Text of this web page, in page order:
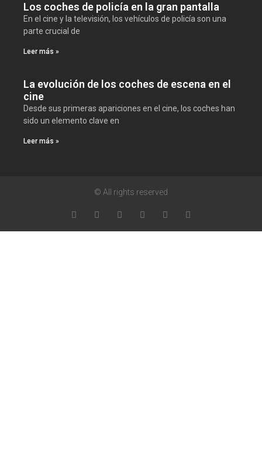
Los coches de policía en la gran pantalla
En el cine y la televisión, los vehículos de policía son una
parte crucial de
Leer más »
La evolución de los coches de escena en el
cine
Desde sus primeras apariciones en el cine, los coches han
sido un elemento clave en
Leer más »
© All rights reserved